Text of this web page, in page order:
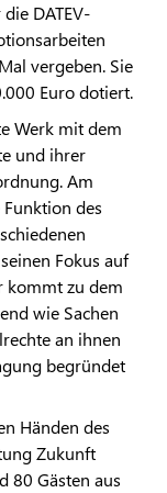
DATEV-
vergeben. Sie
Euro dotiert.
Werk mit dem
und ihrer
Am
des
Fokus auf
kommt zu dem
wie Sachen
an ihnen
begründet
Händen des
Zukunft
80 Gästen aus